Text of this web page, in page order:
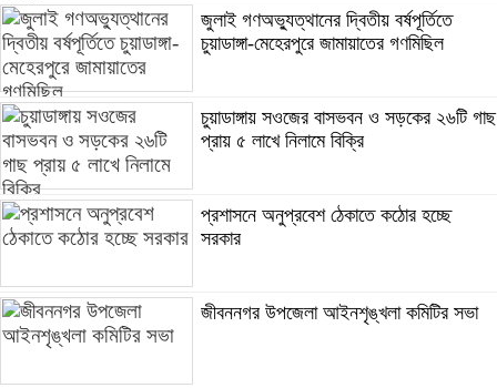
জুলাই গণঅভ্যুত্থানের দ্বিতীয় বর্ষপূর্তিতে
চুয়াডাঙ্গা-মেহেরপুরে জামায়াতের গণমিছিল
চুয়াডাঙ্গায় সওজের বাসভবন ও সড়কের ২৬টি গাছ
প্রায় ৫ লাখে নিলামে বিক্রি
প্রশাসনে অনুপ্রবেশ ঠেকাতে কঠোর হচ্ছে
সরকার
জীবননগর উপজেলা আইনশৃঙ্খলা কমিটির সভা